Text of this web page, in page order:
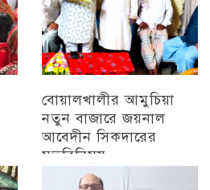
বোয়ালখালীর আমুচিয়া
নতুন বাজারে জয়নাল
আবেদীন সিকদারের
মতবিনিময়
চট্টগ্রাম